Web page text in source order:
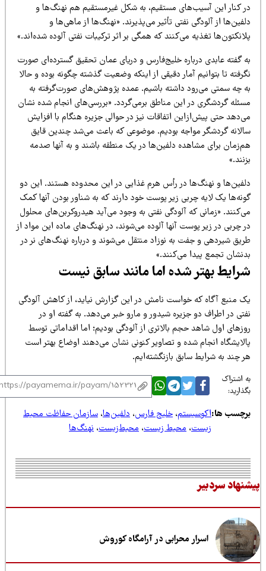
کنار این آسیب‌های مستقیم، به شکل غیرمستقیم هم نهنگ‌ها و
از آلودگی نفتی تأثیر می‌پذیرند. «نهنگ‌ها از ماهی‌ها و
تغذیه می‌کنند که همگی بر اثر ترکیبات نفتی آلوده شده‌اند.»
گفته عابدی درباره خلیج‌فارس و دریای عمان تحقیق گسترده‌ای صورت
تا بتوانیم آمار دقیقی از اینکه وضعیت گذشته چگونه بوده و حالا
چه سمتی می‌رود داشته باشیم. عمده پژوهش‌های صورت‌گرفته به
گردشگری در این مناطق برمی‌گردد. «بررسی‌های انجام شده نشان
حتی پیش‌ازاین اتفاقات نیز در حوالی جزیره هنگام با افزایش
گردشگر مواجه بودیم. موضوعی که باعث می‌شد چندین قایق
برای مشاهده دلفین‌ها در یک منطقه باشند و به آنها صدمه
و نهنگ‌ها در رأس هرم غذایی در این محدوده هستند. این دو
یک لایه چربی زیر پوست خود دارند که به شناور بودن آنها کمک
«زمانی که آلودگی نفتی به وجود می‌آید هیدروکربن‌های محلول
چربی در زیر پوست آنها آلوده می‌شوند، در نهنگ‌های ماده این مواد از
شیردهی و جفت به نوزاد منتقل می‌شوند و درباره نهنگ‌های نر در
تجمع پیدا می‌کنند.»
بهتر شده اما مانند سابق نیست
منبع آگاه که خواست نامش در این گزارش نیاید، از کاهش آلودگی
در اطراف دو جزیره شیدور و مارو خبر می‌دهد. به گفته او در
اول شاهد حجم بالاتری از آلودگی بودیم؛ اما اقداماتی توسط
انجام شده و تصاویر کنونی نشان می‌دهند اوضاع بهتر است
چند به شرایط سابق بازنگشته‌ایم.
اشتراک
ها:اکوسیستم،خلیج فارس،دلفین‌ها،سازمان حفاظت محیط
زیست،محیط زیست،محیط‌زیست،نهنگ‌ها
سردبیر
اسرار محرابی در آرامگاه کوروش